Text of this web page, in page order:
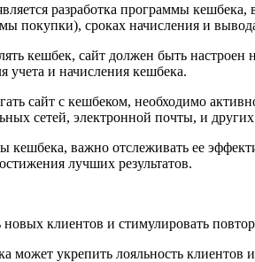
разработка программы кешбека,
покупки), сроках начисления и
кешбек, сайт должен быть
учета и начисления кешбека.
сайт с кешбеком, необходимо
сетей, электронной почты, и
кешбека, важно отслеживать ее
лучших результатов.
клиентов и стимулировать
может укрепить лояльность клиентов